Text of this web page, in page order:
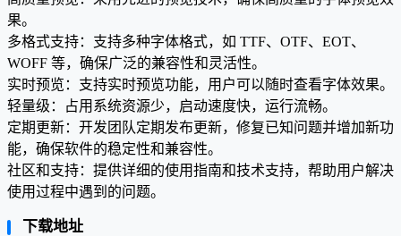
果。
多格式支持：支持多种字体格式，如 TTF、OTF、EOT、
WOFF 等，确保广泛的兼容性和灵活性。
实时预览：支持实时预览功能，用户可以随时查看字体效果。
轻量级：占用系统资源少，启动速度快，运行流畅。
定期更新：开发团队定期发布更新，修复已知问题并增加新功
能，确保软件的稳定性和兼容性。
社区和支持：提供详细的使用指南和技术支持，帮助用户解决
使用过程中遇到的问题。
下载地址